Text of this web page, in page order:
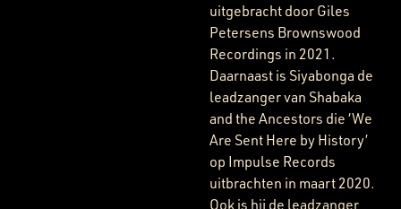
uitgebracht door Giles
Petersens Brownswood
Recordings in 2021.
Daarnaast is Siyabonga de
leadzanger van Shabaka
and the Ancestors die ‘We
Are Sent Here by History’
op Impulse Records
uitbrachten in maart 2020.
Ook is hij de leadzanger